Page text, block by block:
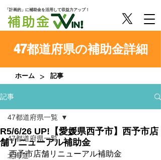
「計画的」に補助金を活用して収益力アップ！
47都道府県の補助金詳細
ホーム > 記事
記事
47都道府県一覧
北海道
47都道府県一覧
R5/6/26 UP!【愛媛県西予市】西予市店
舗リニューアル補助金
西予市店舗リニューアル補助金